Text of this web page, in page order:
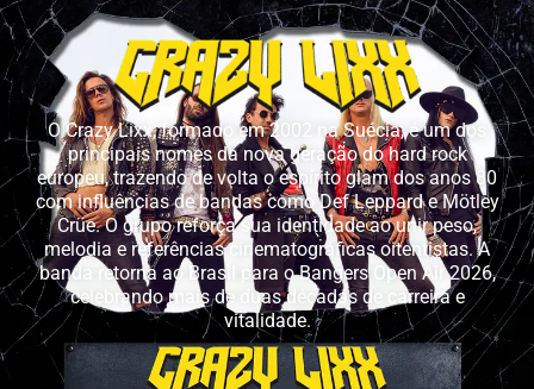
O Crazy Lixx, formado em 2002 na Suécia, é um dos
principais nomes da nova geração do hard rock
europeu, trazendo de volta o espírito glam dos anos 80
com influências de bandas como Def Leppard e Mötley
Crüe. O grupo reforça sua identidade ao unir peso,
melodia e referências cinematográficas oitentistas. A
banda retorna ao Brasil para o Bangers Open Air 2026,
celebrando mais de duas décadas de carreira e
vitalidade.